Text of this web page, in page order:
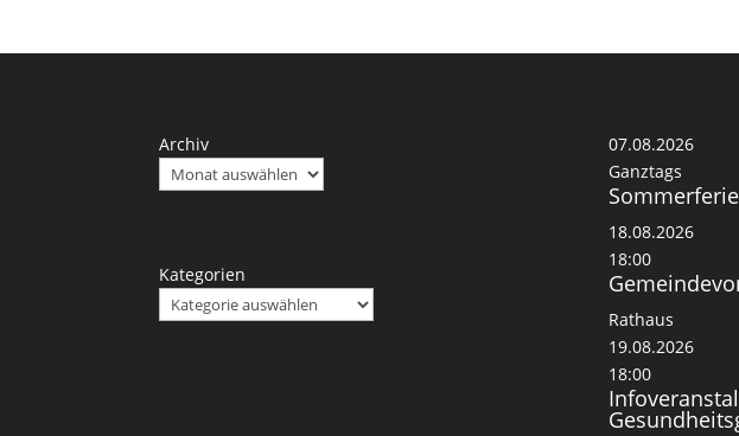
Archiv
Kategorien
07.08.2026
Ganztags
18.08.2026
18:00
Rathaus
19.08.2026
18:00